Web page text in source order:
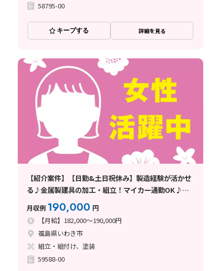
58795-00
キープする 詳細を見る
【紹介案件】【日勤&土日祝休み】製造経験が活かせ
る♪金属製建具の加工・組立！マイカー通勤OK♪残
業少なめ
月収例 190,000 円
【月給】182,000～190,000円
福島県いわき市
組立・組付け、塗装
59588-00